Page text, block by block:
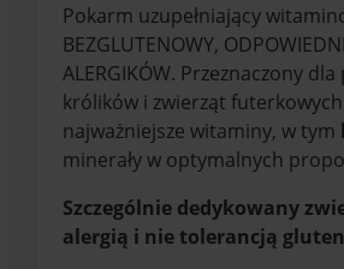
Pokarm uzupełniający
BEZGLUTENOWY,
ALERGIKÓW. Przeznaczony
królików i zwierząt
najważniejsze witaminy, w tym
minerały w optymalnych
Szczególnie dedykowany
alergią i nie tolerancją